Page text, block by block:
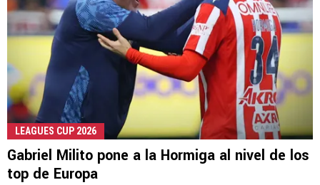
LEAGUES CUP 2026
Gabriel Milito pone a la Hormiga al nivel de los
top de Europa